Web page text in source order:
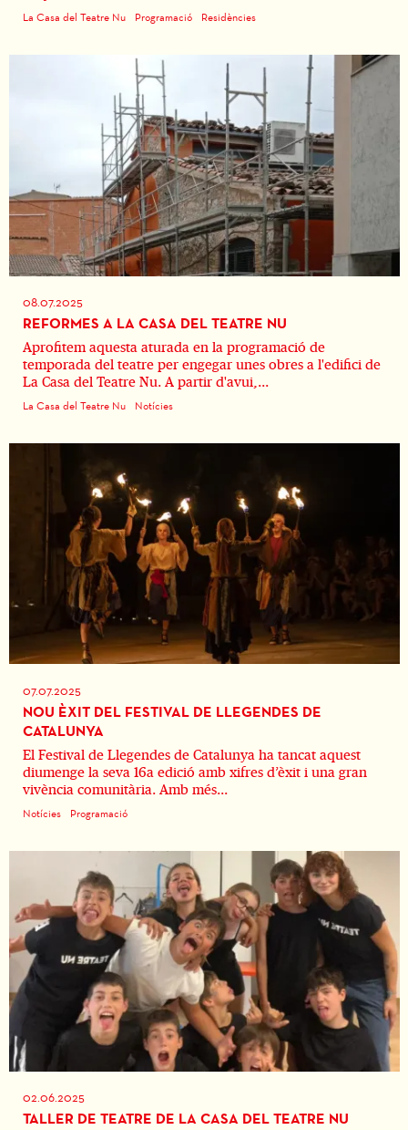
La Casa del Teatre Nu Programació Residències
08.07.2025
REFORMES A LA CASA DEL TEATRE NU
Aprofitem aquesta aturada en la programació de
temporada del teatre per engegar unes obres a l'edifici de
La Casa del Teatre Nu. A partir d'avui,...
La Casa del Teatre Nu Notícies
07.07.2025
NOU ÈXIT DEL FESTIVAL DE LLEGENDES DE
CATALUNYA
El Festival de Llegendes de Catalunya ha tancat aquest
diumenge la seva 16a edició amb xifres d’èxit i una gran
vivència comunitària. Amb més...
Notícies Programació
02.06.2025
TALLER DE TEATRE DE LA CASA DEL TEATRE NU